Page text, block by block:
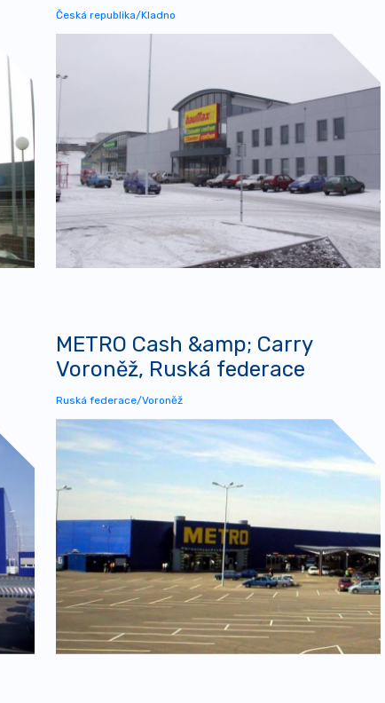
Česká republika/Kladno
METRO Cash &amp; Carry
Voroněž, Ruská federace
Ruská federace/Voroněž